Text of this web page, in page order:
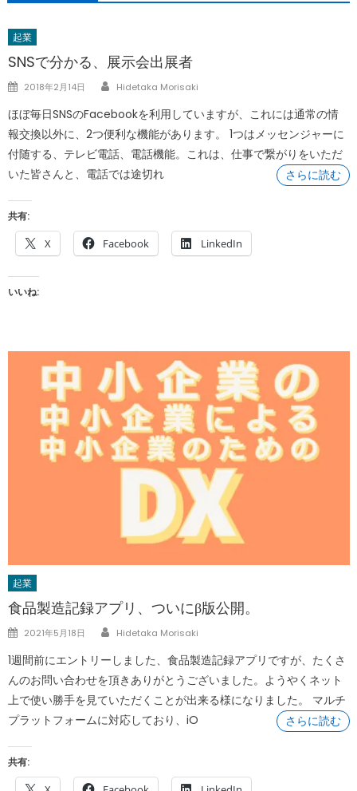
起業
SNSで分かる、展示会出展者
Posted
2018年2月14日 Author
Hidetaka Morisaki
ほぼ毎日SNSのFacebookを利用していますが、これには通常の情
報交換以外に、2つ便利な機能があります。 1つはメッセンジャーに
付随する、テレビ電話、電話機能。これは、仕事で繋がりをいただ
いた皆さんと、電話では途切れ
さらに読む
共有:
X Facebook LinkedIn
いいね:
起業
食品製造記録アプリ、ついにβ版公開。
Posted
2021年5月18日 Author
Hidetaka Morisaki
1週間前にエントリーしました、食品製造記録アプリですが、たくさ
んのお問い合わせを頂きありがとうございました。ようやくネット
上で使い勝手を見ていただくことが出来る様になりました。 マルチ
プラットフォームに対応しており、iO
さらに読む
共有: